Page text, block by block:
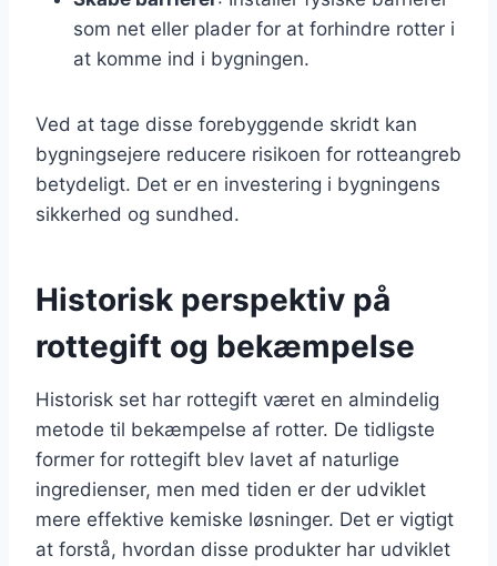
som net eller plader for at forhindre rotter i
at komme ind i bygningen.
Ved at tage disse forebyggende skridt kan
bygningsejere reducere risikoen for rotteangreb
betydeligt. Det er en investering i bygningens
sikkerhed og sundhed.
Historisk perspektiv på
rottegift og bekæmpelse
Historisk set har rottegift været en almindelig
metode til bekæmpelse af rotter. De tidligste
former for rottegift blev lavet af naturlige
ingredienser, men med tiden er der udviklet
mere effektive kemiske løsninger. Det er vigtigt
at forstå, hvordan disse produkter har udviklet